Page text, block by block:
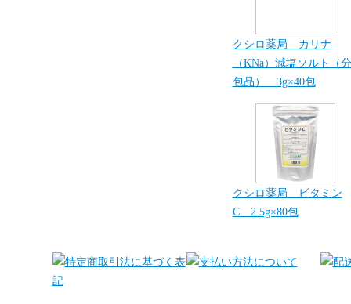
クシロ薬局 カリナ
（KNa）減塩ソルト（分
包品） 3g×40包
クシロ薬局 ビタミン
C 2.5g×80包